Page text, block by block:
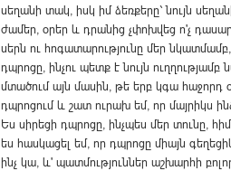
սեղանի տակ, իսկ իմ ձեռքերը` նույն
ժամեր, օրեր և դրանից չփոխվեց ո'չ
սերն ու հոգատարությունը մեր
դպրոցը, ինչու պետք է նույն ուղղությամբ
մտածում այն մասին, թե երբ կգա հաջորդ
դպրոցում և շատ ուրախ եմ, որ մայրիկս
Ես սիրեցի դպրոցը, ինչպես մեր տունը,
ես հասկացել եմ, որ դպրոցը միայն
ինչ կա, և' պատմություններ աշխարհի